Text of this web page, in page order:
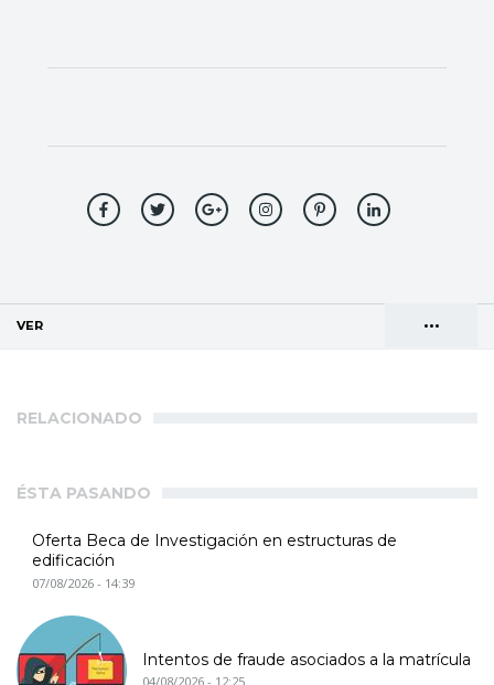
•••
VER
RELACIONADO
ÉSTA PASANDO
Oferta Beca de Investigación en estructuras de
edificación
07/08/2026 - 14:39
Intentos de fraude asociados a la matrícula
04/08/2026 - 12:25